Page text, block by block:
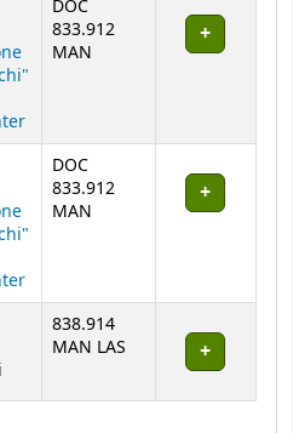
DOC
833.912
MAN
DOC
833.912
MAN
838.914
MAN LAS